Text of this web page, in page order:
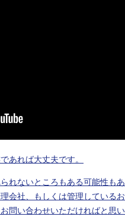
あれば大丈夫です。
れないところもある可能性もあ
会社、もしくは管理しているお
問い合わせいただければと思い